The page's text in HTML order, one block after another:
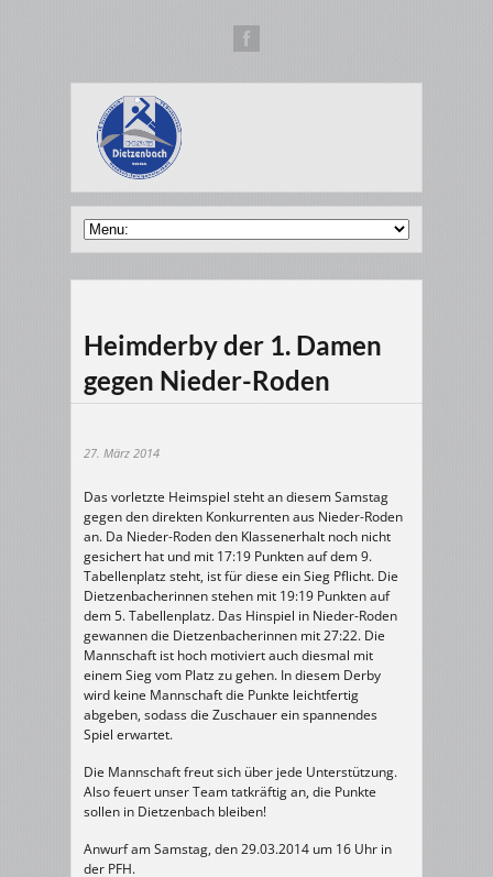
Heimderby der 1. Damen
gegen Nieder-Roden
27. März 2014
Das vorletzte Heimspiel steht an diesem Samstag
gegen den direkten Konkurrenten aus Nieder-Roden
an. Da Nieder-Roden den Klassenerhalt noch nicht
gesichert hat und mit 17:19 Punkten auf dem 9.
Tabellenplatz steht, ist für diese ein Sieg Pflicht. Die
Dietzenbacherinnen stehen mit 19:19 Punkten auf
dem 5. Tabellenplatz. Das Hinspiel in Nieder-Roden
gewannen die Dietzenbacherinnen mit 27:22. Die
Mannschaft ist hoch motiviert auch diesmal mit
einem Sieg vom Platz zu gehen. In diesem Derby
wird keine Mannschaft die Punkte leichtfertig
abgeben, sodass die Zuschauer ein spannendes
Spiel erwartet.
Die Mannschaft freut sich über jede Unterstützung.
Also feuert unser Team tatkräftig an, die Punkte
sollen in Dietzenbach bleiben!
Anwurf am Samstag, den 29.03.2014 um 16 Uhr in
der PFH.